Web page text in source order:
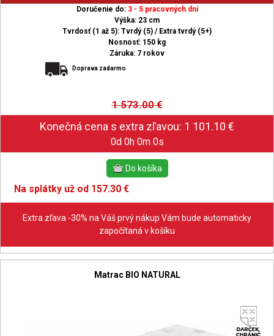
Doručenie do: 3 - 5 pracovných dní
Výška: 23 cm
Tvrdosť (1 až 5): Tvrdý (5) / Extra tvrdý (5+)
Nosnosť: 150 kg
Záruka: 7 rokov
Doprava zadarmo
1 573.00€
0d 0h 0m 0s
Na splátky už od 157.30 €
Extra zľava -30% na Váš prvý nákup Vám bude automaticky
započítaná v košíku
Matrac BIO NATURAL